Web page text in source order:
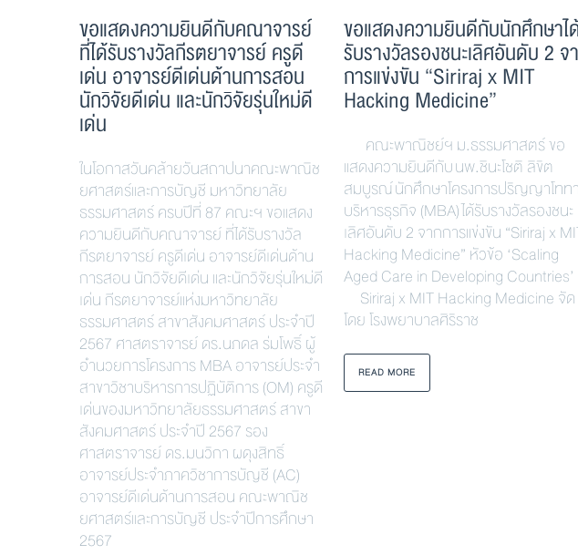
ขอแสดงความยินดีกับคณาจารย์
ที่ได้รับรางวัลกีรตยาจารย์ ครูดี
เด่น อาจารย์ดีเด่นด้านการสอน
นักวิจัยดีเด่น และนักวิจัยรุ่นใหม่ดี
เด่น
ในโอกาสวันคล้ายวันสถาปนาคณะพาณิช
ยศาสตร์และการบัญชี มหาวิทยาลัย
ธรรมศาสตร์ ครบปีที่ 87 คณะฯ ขอแสดง
ความยินดีกับคณาจารย์ ที่ได้รับรางวัล
กีรตยาจารย์ ครูดีเด่น อาจารย์ดีเด่นด้าน
การสอน นักวิจัยดีเด่น และนักวิจัยรุ่นใหม่ดี
เด่น กีรตยาจารย์แห่งมหาวิทยาลัย
ธรรมศาสตร์ สาขาสังคมศาสตร์ ประจำปี
2567 ศาสตราจารย์ ดร.นภดล ร่มโพธิ์ ผู้
อำนวยการโครงการ MBA อาจารย์ประจำ
สาขาวิชาบริหารการปฏิบัติการ (OM) ครูดี
เด่นของมหาวิทยาลัยธรรมศาสตร์ สาขา
สังคมศาสตร์ ประจำปี 2567 รอง
ศาสตราจารย์ ดร.มนวิกา ผดุงสิทธิ์
อาจารย์ประจำภาควิชาการบัญชี (AC)
อาจารย์ดีเด่นด้านการสอน คณะพาณิช
ยศาสตร์และการบัญชี ประจำปีการศึกษา
2567
ขอแสดงความยินดีกับนักศึกษาไ
รับรางวัลรองชนะเลิศอันดับ 2 จ
การแข่งขัน “Siriraj x MIT
Hacking Medicine”
คณะพาณิชย์ฯ ม.ธรรมศาสตร์ ขอ
แสดงความยินดีกับ นพ.ชินะโชติ ลิขิต
สมบูรณ์ นักศึกษาโครงการปริญญาโทท
บริหารธุรกิจ (MBA) ได้รับรางวัลรองชนะ
เลิศอันดับ 2 จากการแข่งขัน “Siriraj x
Hacking Medicine” หัวข้อ ‘Scaling
Aged Care in Developing Countries’
Siriraj x MIT Hacking Medicine จัด
โดย โรงพยาบาลศิริราช
READ MORE